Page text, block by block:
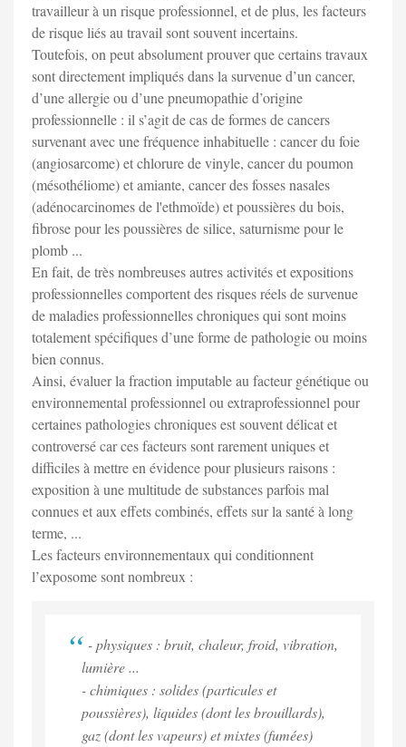
travailleur à un risque professionnel, et de plus, les facteurs
de risque liés au travail sont souvent incertains.
Toutefois, on peut absolument prouver que certains travaux
sont directement impliqués dans la survenue d’un cancer,
d’une allergie ou d’une pneumopathie d’origine
professionnelle : il s’agit de cas de formes de cancers
survenant avec une fréquence inhabituelle : cancer du foie
(angiosarcome) et chlorure de vinyle, cancer du poumon
(mésothéliome) et amiante, cancer des fosses nasales
(adénocarcinomes de l'ethmoïde) et poussières du bois,
fibrose pour les poussières de silice, saturnisme pour le
plomb ...
En fait, de très nombreuses autres activités et expositions
professionnelles comportent des risques réels de survenue
de maladies professionnelles chroniques qui sont moins
totalement spécifiques d’une forme de pathologie ou moins
bien connus.
Ainsi, évaluer la fraction imputable au facteur génétique ou
environnemental professionnel ou extraprofessionnel pour
certaines pathologies chroniques est souvent délicat et
controversé car ces facteurs sont rarement uniques et
difficiles à mettre en évidence pour plusieurs raisons :
exposition à une multitude de substances parfois mal
connues et aux effets combinés, effets sur la santé à long
terme, ...
Les facteurs environnementaux qui conditionnent
l’exposome sont nombreux :
- physiques : bruit, chaleur, froid, vibration,
lumière ...
- chimiques : solides (particules et
poussières), liquides (dont les brouillards),
gaz (dont les vapeurs) et mixtes (fumées)